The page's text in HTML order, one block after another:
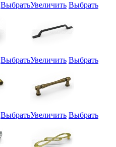
ВыбратьУвеличить Выбрать
ВыбратьУвеличить Выбрать
ВыбратьУвеличить Выбрать